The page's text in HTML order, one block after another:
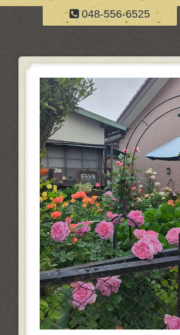
048-556-6525